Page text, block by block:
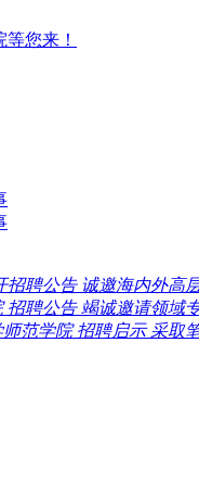
您来！
招聘公告 诚邀海内外高
招聘公告 竭诚邀请领域
范学院 招聘启示 采取